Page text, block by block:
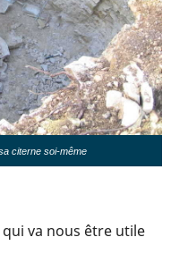
citerne soi-même
va nous être utile